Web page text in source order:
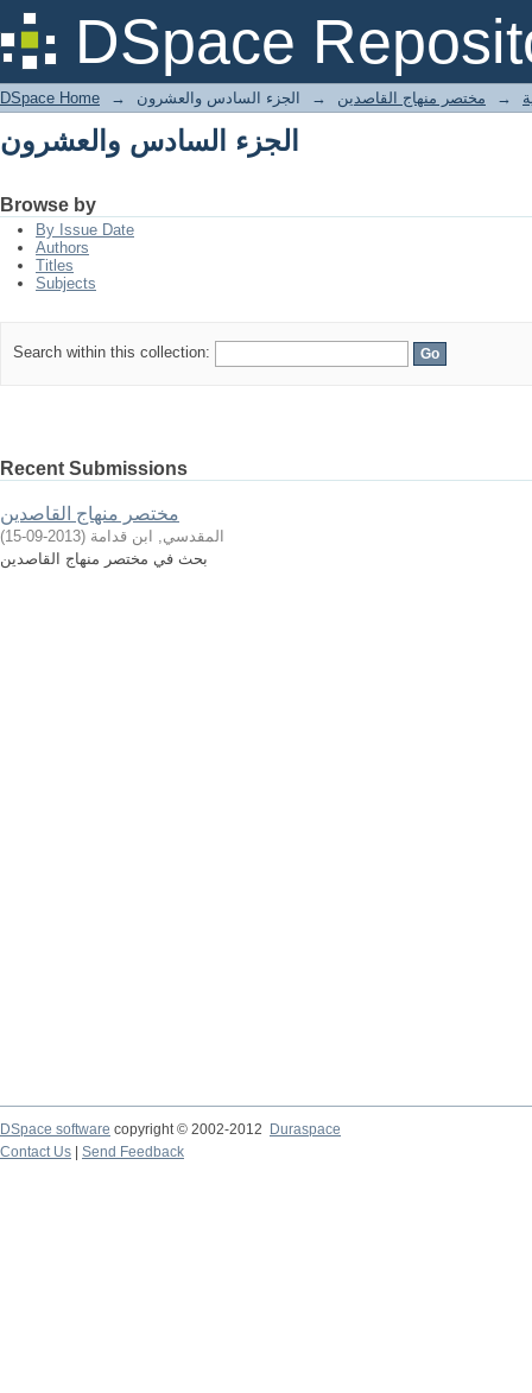
DSpace
الجزء السادس والعشرون
DSpace Home → → مختصر منهاج القاصدين → الجزء السادس والعشرون
الجزء السادس والعشرون
Browse by
By Issue Date
Authors
Titles
Subjects
Search within this collection:
Recent Submissions
مختصر منهاج القاصدين
المقدسي, ابن قدامة (
2013-09-15
)
بحث في مختصر منهاج القاصدين
DSpace software copyright © 2002-2012
Duraspace
Contact Us
Send Feedback